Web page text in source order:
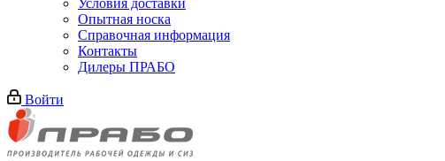
Условия доставки
Опытная носка
Справочная информация
Контакты
Дилеры ПРАБО
Войти